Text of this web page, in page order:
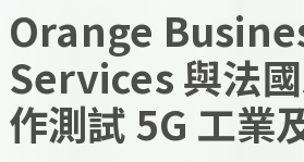
Orange
Services 與法
作測試 5G 工業